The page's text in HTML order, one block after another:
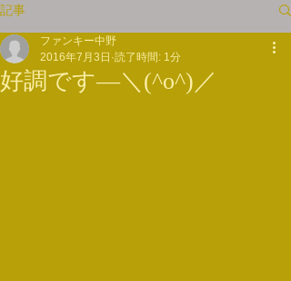
記事
好調です―＼(^o^)／
ファンキー中野
2016年7月3日 読了時間: 1分